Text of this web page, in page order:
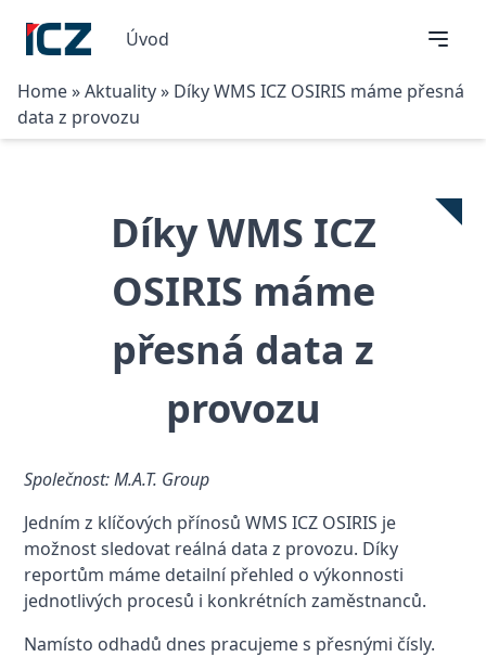
Úvod
Home»Aktuality» Díky WMS ICZ OSIRIS máme přesná
data z provozu
Díky WMS ICZ
OSIRIS máme
přesná data z
provozu
Společnost: M.A.T. Group
Jedním z klíčových přínosů WMS ICZ OSIRIS je
možnost sledovat reálná data z provozu. Díky
reportům máme detailní přehled o výkonnosti
jednotlivých procesů i konkrétních zaměstnanců.
Namísto odhadů dnes pracujeme s přesnými čísly.